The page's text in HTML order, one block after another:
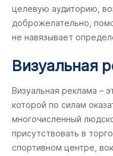
целевую аудиторию,
доброжелательно,
не навязывает
Визуальная
Визуальная реклама –
которой по силам
многочисленный
присутствовать в
спортивном центре,